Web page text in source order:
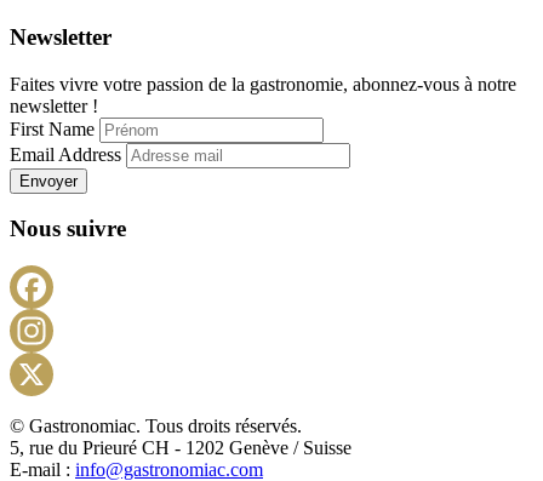
Newsletter
Faites vivre votre passion de la gastronomie, abonnez-vous à notre
newsletter !
First Name
Email Address
Envoyer
Nous suivre
X
© Gastronomiac. Tous droits réservés.
5, rue du Prieuré CH - 1202 Genève / Suisse
E-mail : info@gastronomiac.com